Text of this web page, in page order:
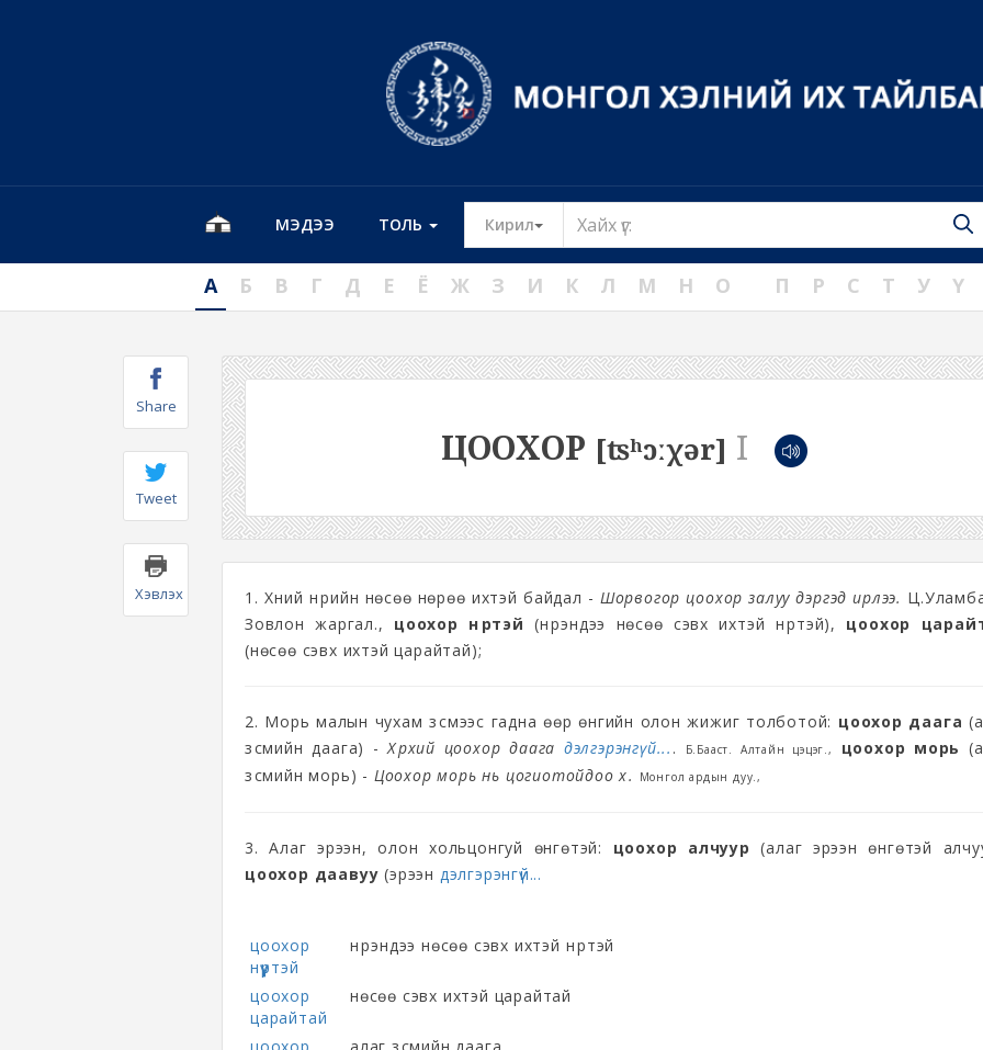
МЭДЭЭ ТОЛЬ Кирил Toggle Dropdown
А Б В Г Д Е Ё Ж З И К Л М Н О П Р С Т У Ү
Share
Tweet
Хэвлэх
ЦООХОР [ʦʰɔːχər] I
1. Хүний нүүрийн нөсөө нөрөө ихтэй байдал - Шорвогор цоохор залуу дэргэд ирлээ.
Зовлон жаргал., цоохор нүүртэй (нүүрэндээ нөсөө сэвх ихтэй нүүртэй),
цоохор
(нөсөө сэвх ихтэй царайтай);
2. Морь малын чухам зүсмээс гадна өөр өнгийн олон жижиг толботой: цоохор даага
зүсмийн даага) - Хөөрхий цоохор даага дэлгэрэнгүй... . Б.Бааст. Алтайн цэцэг., цоохор морь
зүсмийн морь) - Цоохор морь нь цогиотойдоо хө. Монгол ардын дуу.,
3. Алаг эрээн, олон хольцонгуй өнгөтэй: цоохор алчуур (алаг эрээн өнгөтэй
цоохор даавуу (эрээн дэлгэрэнгүй...
цоохор
нүүртэй
нүүрэндээ нөсөө сэвх ихтэй нүүртэй
цоохор
царайтай
нөсөө сэвх ихтэй царайтай